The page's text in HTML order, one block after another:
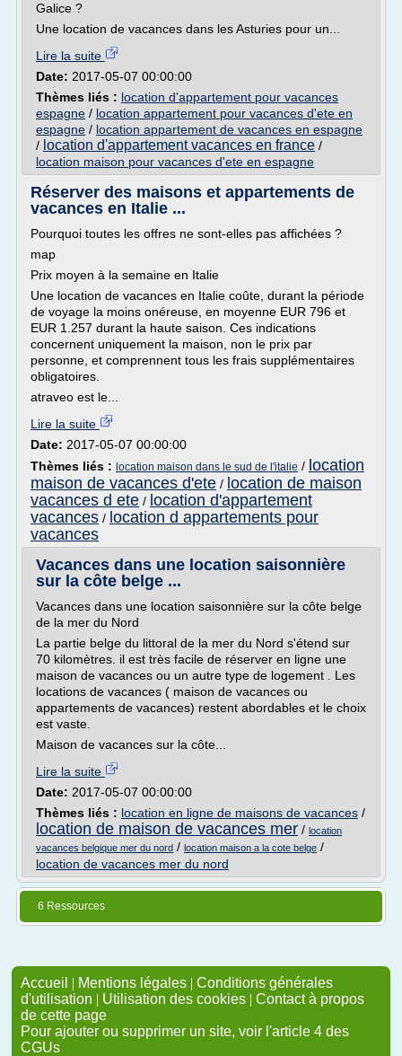
Galice ?
Une location de vacances dans les Asturies pour un...
Lire la suite
Date: 2017-05-07 00:00:00
Thèmes liés : location d'appartement pour vacances
espagne / location appartement pour vacances d'ete en
espagne / location appartement de vacances en espagne
/ location d'appartement vacances en france /
location maison pour vacances d'ete en espagne
Réserver des maisons et appartements de
vacances en Italie ...
Pourquoi toutes les offres ne sont-elles pas affichées ?
map
Prix moyen à la semaine en Italie
Une location de vacances en Italie coûte, durant la période
de voyage la moins onéreuse, en moyenne EUR 796 et
EUR 1.257 durant la haute saison. Ces indications
concernent uniquement la maison, non le prix par
personne, et comprennent tous les frais supplémentaires
obligatoires.
atraveo est le...
Lire la suite
Date: 2017-05-07 00:00:00
Thèmes liés : location maison dans le sud de l'italie / location
maison de vacances d'ete / location de maison
vacances d ete / location d'appartement
vacances / location d appartements pour
vacances
Vacances dans une location saisonnière
sur la côte belge ...
Vacances dans une location saisonnière sur la côte belge
de la mer du Nord
La partie belge du littoral de la mer du Nord s'étend sur
70 kilomètres. il est très facile de réserver en ligne une
maison de vacances ou un autre type de logement . Les
locations de vacances ( maison de vacances ou
appartements de vacances) restent abordables et le choix
est vaste.
Maison de vacances sur la côte...
Lire la suite
Date: 2017-05-07 00:00:00
Thèmes liés : location en ligne de maisons de vacances /
location de maison de vacances mer / location
vacances belgique mer du nord / location maison a la cote belge /
location de vacances mer du nord
6 Ressources
Accueil | Mentions légales | Conditions générales
d'utilisation | Utilisation des cookies | Contact à propos
de cette page
Pour ajouter ou supprimer un site, voir l'article 4 des
CGUs